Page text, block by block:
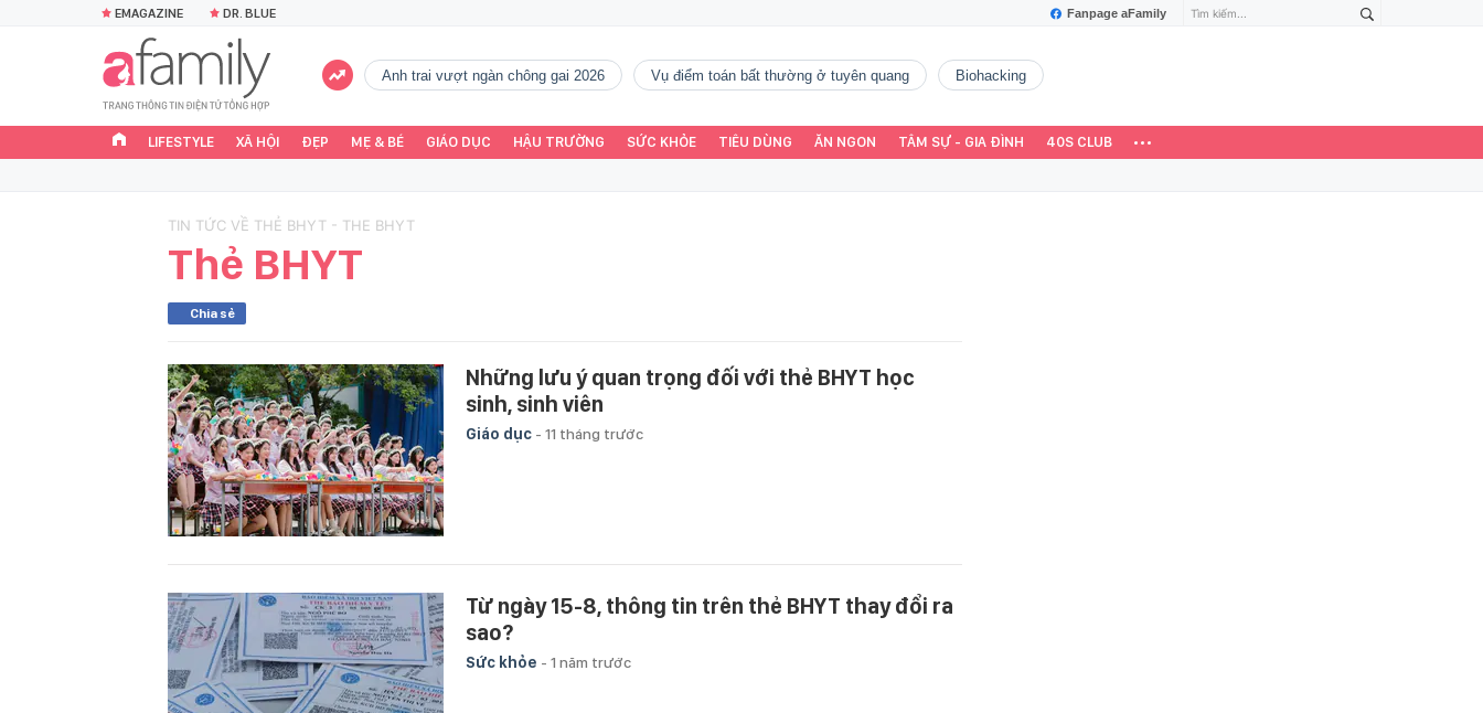
Fanpage aFamily
EMAGAZINE DR. BLUE
Anh trai vượt ngàn chông gai 2026 vụ điểm toán bất thường ở tuyên quang Biohacking
LIFESTYLE XÃ HỘI ĐẸP MẸ & BÉ GIÁO DỤC HẬU TRƯỜNG SỨC KHỎE TIÊU DÙNG ĂN NGON TÂM SỰ - GIA ĐÌNH 40S CLUB
TIN TỨC VỀ THẺ BHYT - THE BHYT
Thẻ BHYT
Chia sẻ
Những lưu ý quan trọng đối với thẻ BHYT học
sinh, sinh viên
Giáo dục - 11 tháng trước
Từ ngày 15-8, thông tin trên thẻ BHYT thay đổi ra
sao?
Sức khỏe - 1 năm trước